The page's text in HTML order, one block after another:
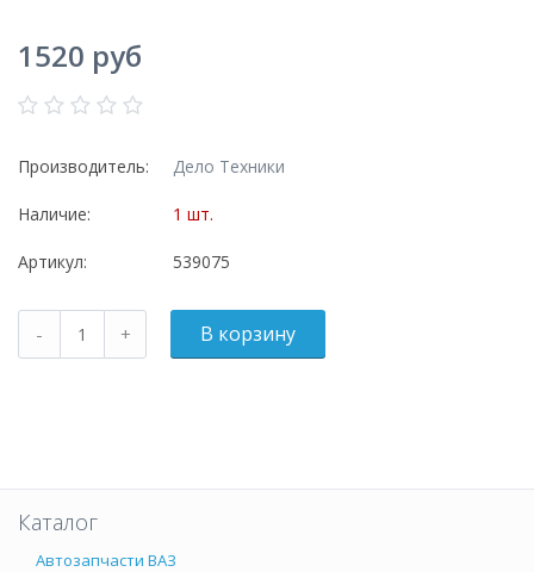
1520 руб
Производитель: Дело Техники
Наличие: 1 шт.
Артикул: 539075
Каталог
Автозапчасти ВАЗ